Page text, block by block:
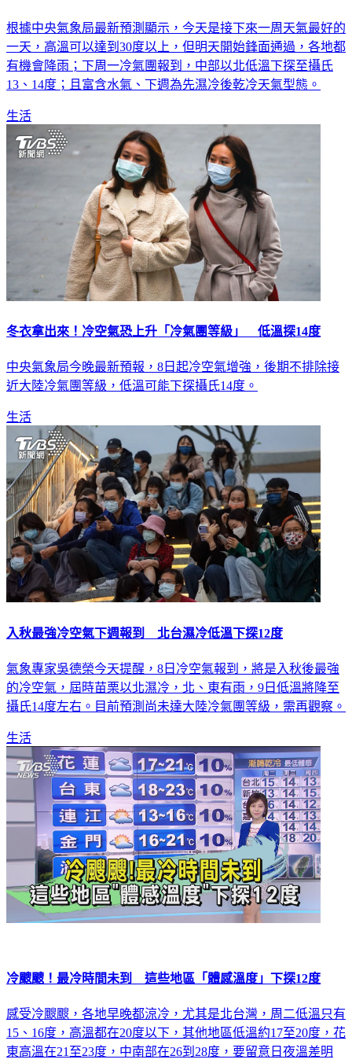
根據中央氣象局最新預測顯示，今天是接下來一周天氣最好的
一天，高溫可以達到30度以上，但明天開始鋒面通過，各地都
有機會降雨；下周一冷氣團報到，中部以北低溫下探至攝氏
13、14度；且富含水氣、下週為先濕冷後乾冷天氣型態。
生活
冬衣拿出來！冷空氣恐上升「冷氣團等級」 低溫探14度
中央氣象局今晚最新預報，8日起冷空氣增強，後期不排除接
近大陸冷氣團等級，低溫可能下探攝氏14度。
生活
入秋最強冷空氣下週報到 北台濕冷低溫下探12度
氣象專家吳德榮今天提醒，8日冷空氣報到，將是入秋後最強
的冷空氣，屆時苗栗以北濕冷，北、東有雨，9日低溫將降至
攝氏14度左右。目前預測尚未達大陸冷氣團等級，需再觀察。
生活
冷颼颼！最冷時間未到 這些地區「體感溫度」下探12度
感受冷颼颼，各地早晚都涼冷，尤其是北台灣，周二低溫只有
15、16度，高溫都在20度以下，其他地區低溫約17至20度，花
東高溫在21至23度，中南部在26到28度，要留意日夜溫差明